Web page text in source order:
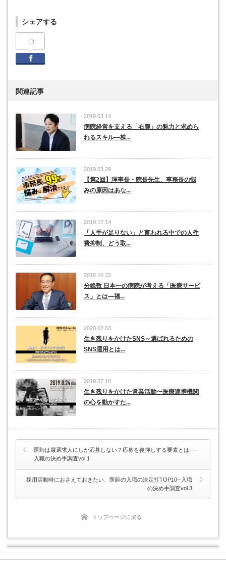
シェアする
関連記事
2019.03.14
病院経営を支える「右腕」の魅力と求めら
れるスキル―株...
2019.03.29
【第2回】理事長・院長先生、事務長の悩
みの原因はあな...
2019.12.14
「人手が足りない」と言われる中での人件
費抑制、どう取...
2018.10.22
分娩数 日本一の病院が考える「医療サービ
ス」とは―福...
2020.02.03
生き残りをかけたSNS～選ばれるための
SNS運用とは...
2019.07.10
生き残りをかけた営業活動〜医療連携機関
の心を動かすた...
医師は厳選求人にしか応募しない？応募を後押しする要素とは──
入職の決め手調査vol.1
採用活動時におさえておきたい、医師の入職の決定打TOP10─入職
の決め手調査vol.3
トップページに戻る